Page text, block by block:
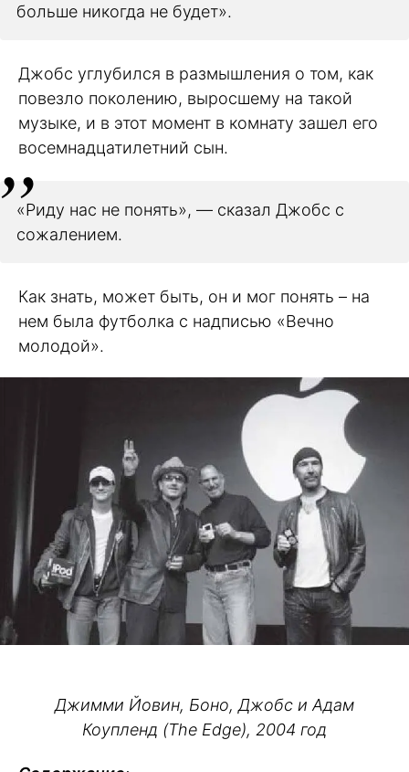
больше никогда не будет».
Джобс углубился в размышления о том, как
повезло поколению, выросшему на такой
музыке, и в этот момент в комнату зашел его
восемнадцатилетний сын.
«Риду нас не понять», — сказал Джобс с
сожалением.
Как знать, может быть, он и мог понять – на
нем была футболка с надписью «Вечно
молодой».
Джимми Йовин, Боно, Джобс и Адам
Коупленд (The Edge), 2004 год